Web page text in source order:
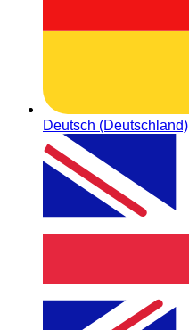
Deutsch (Deutschland)